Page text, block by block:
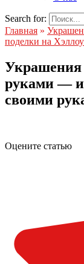
Search for:
Главная »
поделки на
Украшения
руками —
своими
Оцените статью